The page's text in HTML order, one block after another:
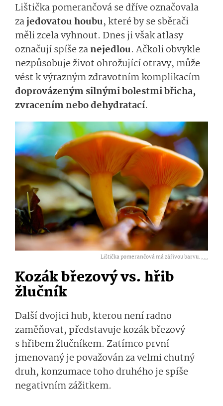
Lištička pomerančová se dříve označovala
zajedovatou houbu, které by se sběrači
měli zcela vyhnout. Dnes ji však atlasy
označují spíše zanejedlou. Ačkoli obvykle
nezpůsobuje život ohrožující otravy, může
vést k výrazným zdravotním komplikacím
doprovázeným silnými bolestmi břicha,
zvracením nebo dehydratací.
Lištička pomerančová má zářivou barvu. ,...
Kozák březový vs. hřib
žlučník
Další dvojici hub, kterou není radno
zaměňovat, představuje kozák březový
s hřibem žlučníkem. Zatímco první
jmenovaný je považován za velmi chutný
druh, konzumace toho druhého je spíše
negativním zážitkem.